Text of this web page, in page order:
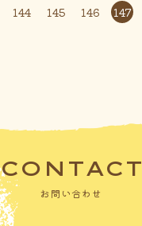
144 145 146 147
CONTACT
お問い合わせ